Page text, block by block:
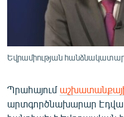
ՄՇԱԿՈՒՅԹ
ՄԵԿՆԱԲԱՆՈՒԹՅՈՒՆ
ԿՈՐՈՆԱՎԻՐՈՒՍ
ԱՐԽԻՎ
Եվրամիության
Պրահայում
արտգործնախարար